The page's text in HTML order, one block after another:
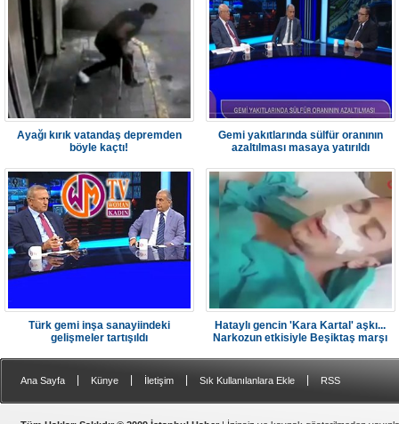
Ayağı kırık vatandaş depremden
böyle kaçtı!
Gemi yakıtlarında sülfür oranının
azaltılması masaya yatırıldı
Türk gemi inşa sanayiindeki
gelişmeler tartışıldı
Hataylı gencin 'Kara Kartal' aşkı...
Narkozun etkisiyle Beşiktaş marşı
Ana Sayfa Künye İletişim Sık Kullanılanlara Ekle RSS